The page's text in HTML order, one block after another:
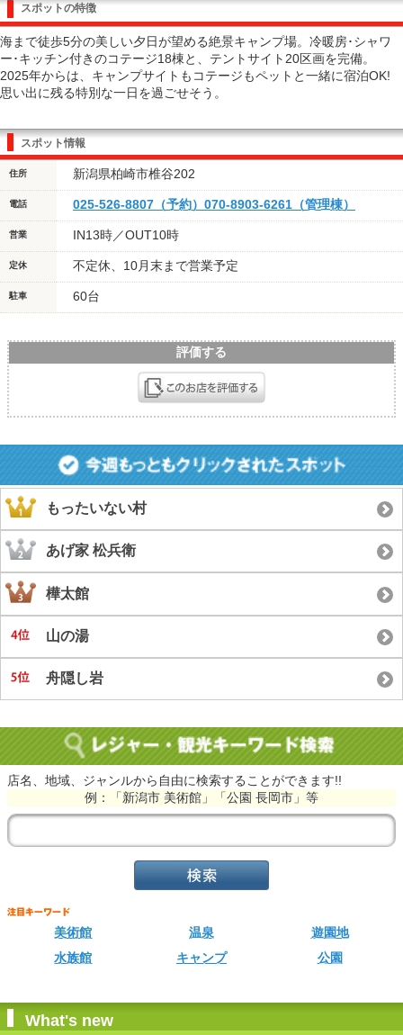
スポットの特徴
海まで徒歩5分の美しい夕日が望める絶景キャンプ場。冷暖房･シャワ
ー･キッチン付きのコテージ18棟と、テントサイト20区画を完備。
2025年からは、キャンプサイトもコテージもペットと一緒に宿泊OK!
思い出に残る特別な一日を過ごせそう。
スポット情報
住所 新潟県柏崎市椎谷202
電話 025-526-8807（予約）070-8903-6261（管理棟）
営業 IN13時／OUT10時
定休 不定休、10月末まで営業予定
駐車 60台
評価する
もったいない村
あげ家 松兵衛
樺太館
山の湯
舟隠し岩
店名、地域、ジャンルから自由に検索することができます!!
例：「新潟市 美術館」「公園 長岡市」等
美術館 温泉
遊園地
水族館
キャンプ 公園
What's new